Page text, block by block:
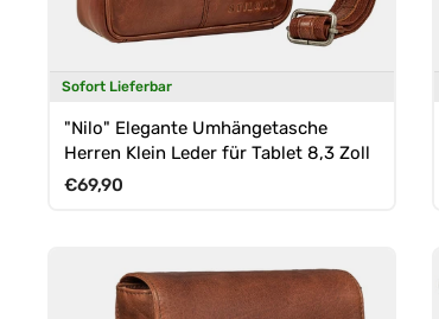
Sofort Lieferbar
"Nilo" Elegante Umhängetasche
Herren Klein Leder für Tablet 8,3 Zoll
Normaler Preis
€69,90